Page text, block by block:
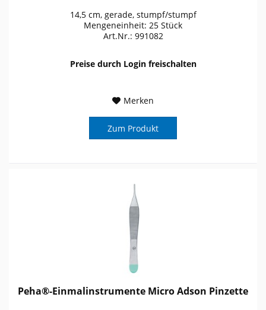
14,5 cm, gerade, stumpf/stumpf
Mengeneinheit: 25 Stück
Art.Nr.: 991082
Preise durch Login freischalten
Merken
Zum Produkt
Peha®-Einmalinstrumente Micro Adson Pinzette